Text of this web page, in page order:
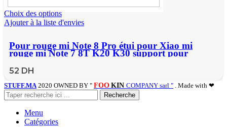
Choix des options
Ajouter à la liste d'envies
Pour rouge mi Note 8 Pro étui pour Xiao mi
rouge mi Note 7 8T K20 K30 support pour
voiture magnétique étui pour Xiao mi mi Note 10
CC9 PRo 9T 8 A3 Lite
52 DH
STUFF.MA 2020 OWNED BY " FOO KIN COMPANY sarl " . Made with ❤
Recherche
Menu
Catégories